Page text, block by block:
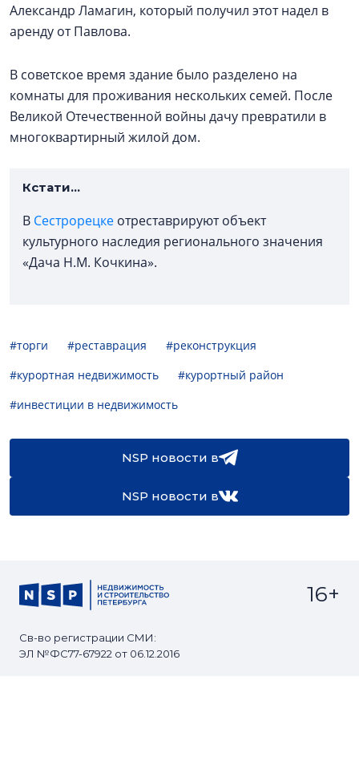
Александр Ламагин, который получил этот надел в
аренду от Павлова.
В советское время здание было разделено на
комнаты для проживания нескольких семей. После
Великой Отечественной войны дачу превратили в
многоквартирный жилой дом.
Кстати...
В Сестрорецке отреставрируют объект
культурного наследия регионального значения
«Дача Н.М. Кочкина».
#торги #реставрация
#реконструкция
#курортная недвижимость
#курортный район
#инвестиции в недвижимость
NSP новости в
NSP новости в
Св-во регистрации СМИ:
ЭЛ №ФС77-67922 от 06.12.2016
16+